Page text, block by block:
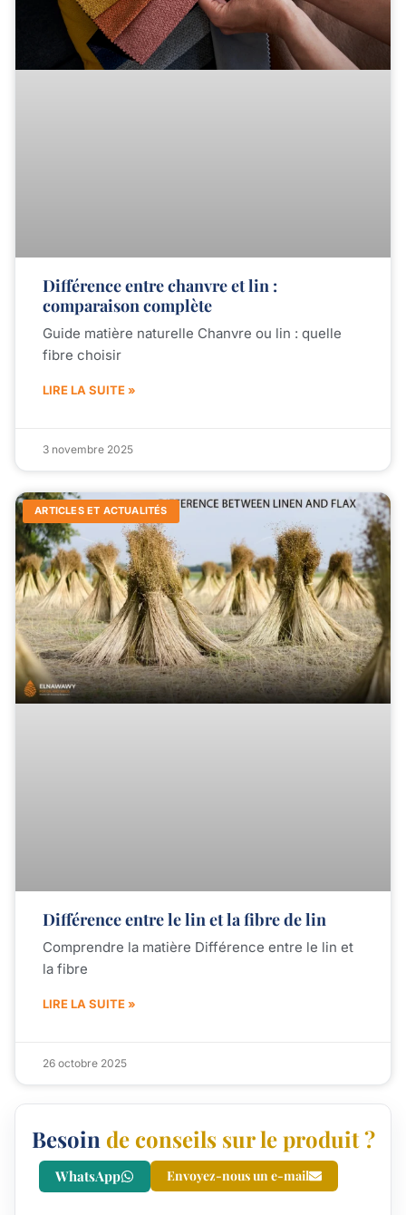
Différence entre chanvre et lin :
comparaison complète
Guide matière naturelle Chanvre ou lin : quelle
fibre choisir
LIRE LA SUITE »
3 novembre 2025
ARTICLES ET ACTUALITÉS
Différence entre le lin et la fibre de lin
Comprendre la matière Différence entre le lin et
la fibre
LIRE LA SUITE »
26 octobre 2025
Besoin de conseils sur le produit ?
WhatsApp Envoyez-nous un e-mail